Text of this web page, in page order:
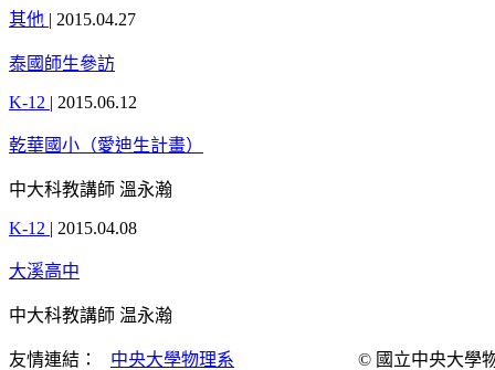
其他 | 2015.04.27
泰國師生參訪
K-12 | 2015.06.12
乾華國小（愛迪生計畫）
中大科教講師 溫永瀚
K-12 | 2015.04.08
大溪高中
中大科教講師 温永瀚
友情連結： 中央大學物理系 © 國立中央大學物理演示